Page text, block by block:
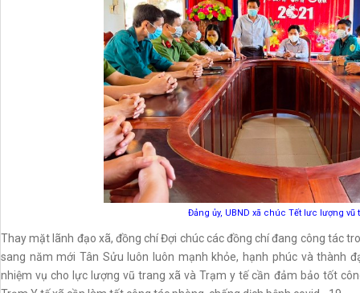
Đảng ủy, UBND xã chúc Tết lưc lượng vũ
Thay mặt lãnh đạo xã, đồng chí Đợi chúc các đồng chí đang công tác
sang năm mới Tân Sửu luôn luôn mạnh khỏe, hạnh phúc và thành
nhiệm vụ cho lực lượng vũ trang xã và Trạm y tế cần đảm bảo tốt